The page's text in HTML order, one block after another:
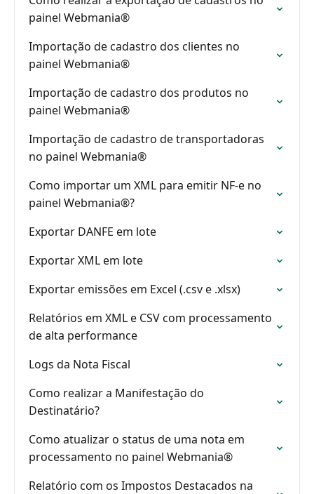
painel Webmania®
Importação de cadastro dos clientes no
painel Webmania®
Importação de cadastro dos produtos no
painel Webmania®
Importação de cadastro de transportadoras
no painel Webmania®
Como importar um XML para emitir NF-e no
painel Webmania®?
Exportar DANFE em lote
Exportar XML em lote
Exportar emissões em Excel (.csv e .xlsx)
Relatórios em XML e CSV com processamento
de alta performance
Logs da Nota Fiscal
Como realizar a Manifestação do
Destinatário?
Como atualizar o status de uma nota em
processamento no painel Webmania®
Relatório com os Impostos Destacados na